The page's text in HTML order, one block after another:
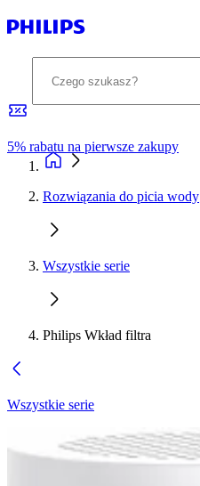
5% rabatu na pierwsze zakupy
Rozwiązania do picia wody
Wszystkie serie
Philips Wkład filtra
Wszystkie serie